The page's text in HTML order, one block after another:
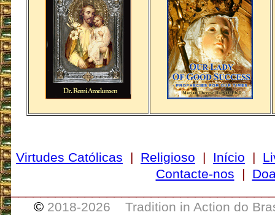
Virtudes Católicas | Religioso | Início |
Contacte-nos |
© 2018-2026 Tradition in Action do